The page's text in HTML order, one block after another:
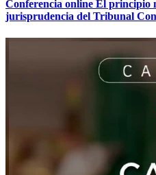
Conferencia online El principio
jurisprudencia del Tribunal